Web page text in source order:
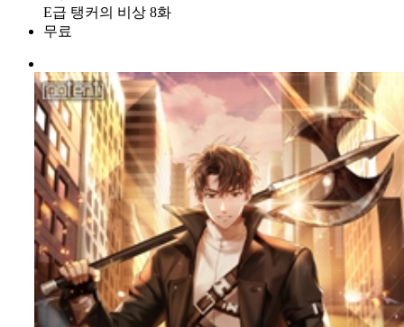
E급 탱커의 비상 8화
무료